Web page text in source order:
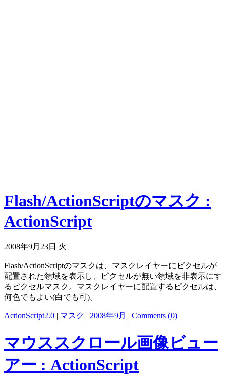
Flash/ActionScriptのマスク :
ActionScript
2008年9月23日 火
Flash/ActionScriptのマスクは、マスクレイヤーにピクセルが
配置された領域を表示し、ピクセルが無い領域を非表示にす
るピクセルマスク。マスクレイヤーに配置するピクセルは、
何色でもよい(白でも可)。
ActionScript2.0 | マスク | 2008年9月 | Comments (0)
マウススクロール画像ビュー
アー : ActionScript